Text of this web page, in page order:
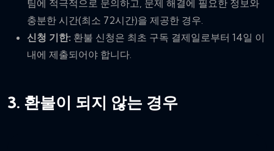
팀에 적극적으로 문의하고, 문제 해결에 필요한 정보와
충분한 시간(최소 72시간)을 제공한 경우.
신청 기한: 환불 신청은 최초 구독 결제일로부터 14일 이
내에 제출되어야 합니다.
3. 환불이 되지 않는 경우